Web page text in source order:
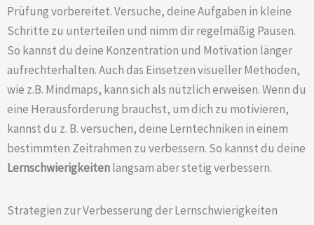
Prüfung vorbereitet. Versuche, deine Aufgaben in kleine
Schritte zu unterteilen und nimm dir regelmäßig Pausen.
So kannst du deine Konzentration und Motivation länger
aufrechterhalten. Auch das Einsetzen visueller Methoden,
wie z.B. Mindmaps, kann sich als nützlich erweisen. Wenn du
eine Herausforderung brauchst, um dich zu motivieren,
kannst du z. B. versuchen, deine Lerntechniken in einem
bestimmten Zeitrahmen zu verbessern. So kannst du deine
Lernschwierigkeitenlangsam aber stetig verbessern.
Strategien zur Verbesserung der Lernschwierigkeiten